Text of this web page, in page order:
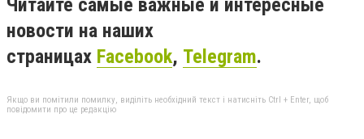
Читайте самые важные и интересные
новости на наших
страницах Facebook, Telegram.
Якщо ви помітили помилку, виділіть необхідний текст і натисніть Ctrl + Enter, щоб
повідомити про це редакцію